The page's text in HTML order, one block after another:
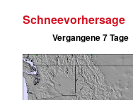
Schneevorhersage
Vergangene 7 Tage